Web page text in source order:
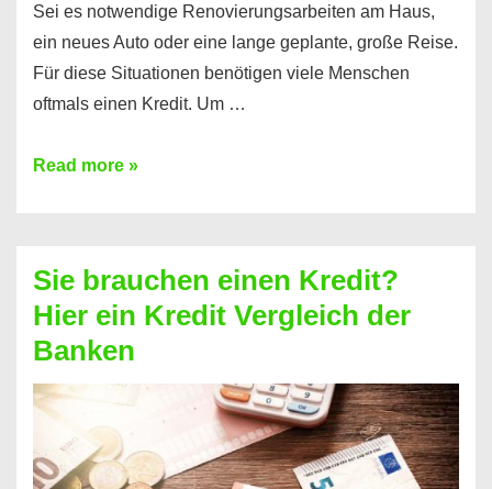
Sei es notwendige Renovierungsarbeiten am Haus,
ein neues Auto oder eine lange geplante, große Reise.
Für diese Situationen benötigen viele Menschen
oftmals einen Kredit. Um …
Brauchen
Summe
Geld?
Hier
einen
10000
Euro
Kredit
Read more »
Sie brauchen einen Kredit?
Hier ein Kredit Vergleich der
Banken